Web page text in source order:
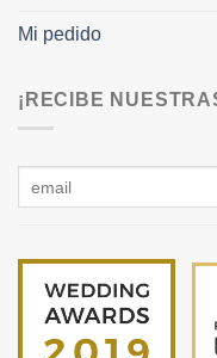
Mi pedido
¡RECIBE